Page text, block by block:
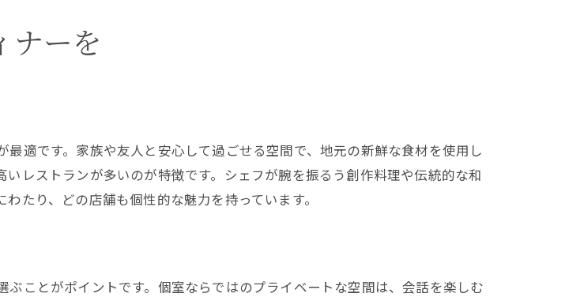
ディナーを楽しむ
のディナー体験
川口市を満喫
で個室を楽しむ
ナーを
適です。家族や友人と安心して過ごせる空間で、地元の新鮮な食材を使用し
レストランが多いのが特徴です。シェフが腕を振るう創作料理や伝統的な和
たり、どの店舗も個性的な魅力を持っています。
ことがポイントです。個室ならではのプライベートな空間は、会話を楽しむ